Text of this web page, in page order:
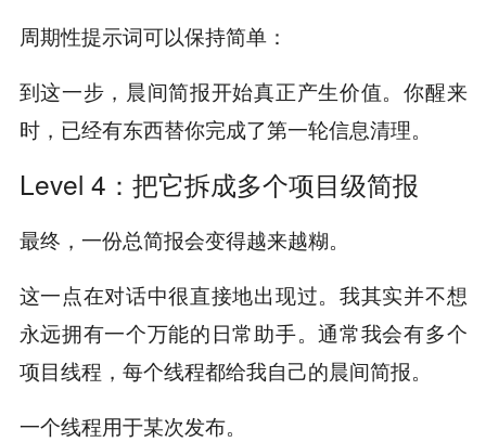
周期性提示词可以保持简单：
到这一步，晨间简报开始真正产生价值。你醒来
时，已经有东西替你完成了第一轮信息清理。
Level 4：把它拆成多个项目级简报
最终，一份总简报会变得越来越糊。
这一点在对话中很直接地出现过。我其实并不想
永远拥有一个万能的日常助手。通常我会有多个
项目线程，每个线程都给我自己的晨间简报。
一个线程用于某次发布。